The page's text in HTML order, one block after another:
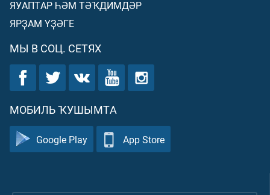
ЯУАПТАР ҺӘМ ТӘҠДИМДӘР
ЯРҘАМ ҮҘӘГЕ
МЫ В СОЦ. СЕТЯХ
МОБИЛЬ ҠУШЫМТА
Google Play App Store